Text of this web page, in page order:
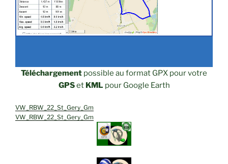
Téléchargement possible au format GPX pour votre
GPSet KML pour Google Earth
VW_RBW_22_St_Gery_Gm
VW_RBW_22_St_Gery_Gm